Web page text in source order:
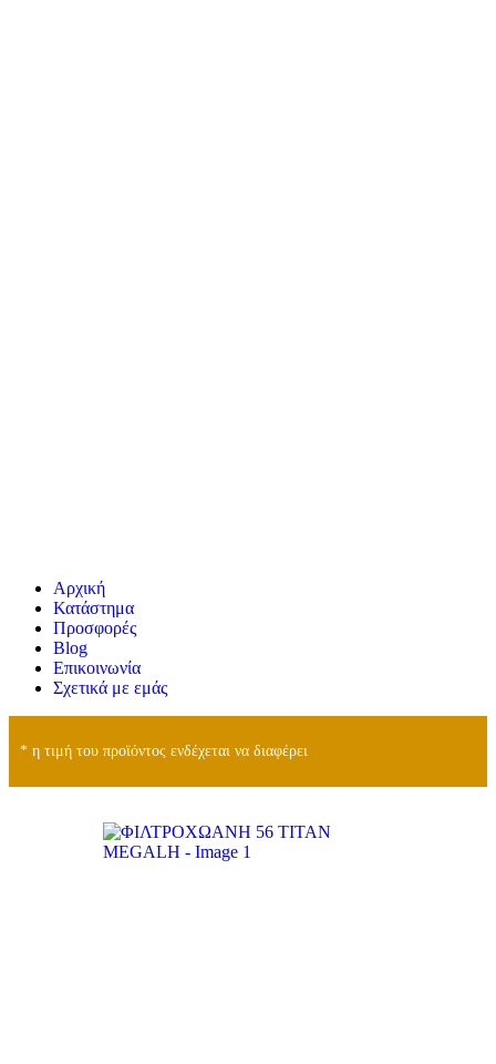
Αρχική
Κατάστημα
Προσφορές
Blog
Επικοινωνία
Σχετικά με εμάς
* η τιμή του προϊόντος ενδέχεται να διαφέρει